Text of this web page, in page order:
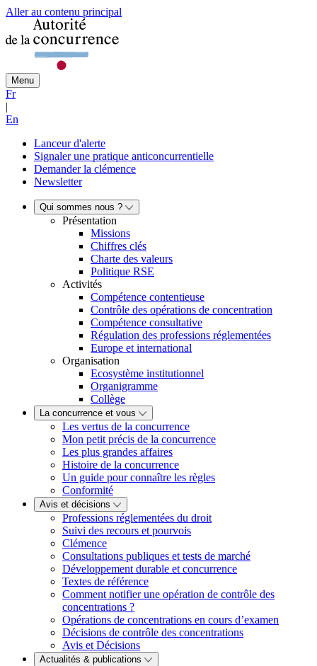
Aller au contenu principal
Menu
Fr
|
En
Lanceur d'alerte
Signaler une pratique anticoncurrentielle
Demander la clémence
Newsletter
Qui sommes nous ?
Présentation
Missions
Chiffres clés
Charte des valeurs
Politique RSE
Activités
Compétence contentieuse
Contrôle des opérations de concentration
Compétence consultative
Régulation des professions réglementées
Europe et international
Organisation
Ecosystème institutionnel
Organigramme
Collège
La concurrence et vous
Les vertus de la concurrence
Mon petit précis de la concurrence
Les plus grandes affaires
Histoire de la concurrence
Un guide pour connaître les règles
Conformité
Avis et décisions
Professions réglementées du droit
Suivi des recours et pourvois
Clémence
Consultations publiques et tests de marché
Développement durable et concurrence
Textes de référence
Comment notifier une opération de contrôle des
concentrations ?
Opérations de concentrations en cours d’examen
Décisions de contrôle des concentrations
Avis et Décisions
Actualités & publications